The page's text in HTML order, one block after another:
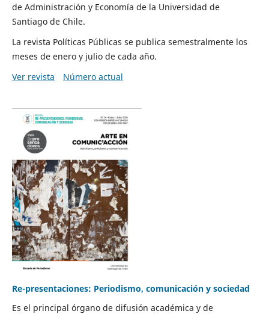
de Administración y Economía de la Universidad de
Santiago de Chile.
La revista Políticas Públicas se publica semestralmente los
meses de enero y julio de cada año.
Ver revista
Número actual
Re-presentaciones: Periodismo, comunicación y sociedad
Es el principal órgano de difusión académica y de